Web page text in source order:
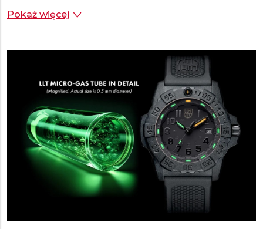
lat. Świetlówki świecą przez 25 lat, przy czym
zegarków wykorzystuje farbę luminescencyjną, która
wymaga naświetlenia i szybko traci intensywność, lub
system „push-to-light”, gdzie trzeba nacisnąć przycisk,
aby uruchomić światło zasilane z baterii. Każdy zegarek
Luminox zawiera małe, samoczynnie działające
mikrorurki gazowe(kapsuły z borokrzemowego
szkła), które świecą bez przerwy. Kapsuły są
umieszczone na wskazówkach, indeksach oraz, w razie
potrzeby, na pierścieniu lunety. Te świetlne rurki są
bezpieczne zarówno dla człowieka, jak i dla środowiska i
są ręcznie montowane w każdym zegarku. Tryt, który
emituje światło, jest radioaktywną formą zwykłego
wodoru gazowego. Tryt jest zamknięty wewnątrz tych
Pokaż więcej